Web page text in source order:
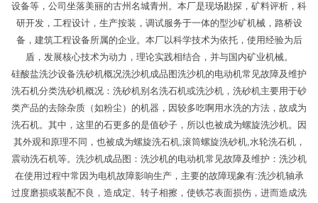
设备等，公司坐落美丽的古州名城青州。本厂是现场勘探，矿料评析，科
研开发，工程设计，生产按装，调试服务于一体的型沙矿机械，路桥设
备，建筑工程设备所属的企业。本厂以科学技术为依托，使用经验为后
盾，发展核心技术为动力，理论实践相结合，并与国内矿业机械。
硅酸盐洗沙设备洗砂机概况洗沙机成品图洗沙机的电动机常见故障及维护
洗石机分类洗砂机概况：洗砂机别名洗石机或洗沙机，洗砂机主要用于砂
类产品的去除杂质（如粉尘）的机器，因较多吃啊用水洗的方法，故成为
洗石机。其中，这里的石更多的是值砂子，所以也被成为螺旋洗沙机。因
其外观和原理不同，也被成为螺旋洗石机,滚筒螺旋洗砂机,水轮洗石机，
震动洗石机等。洗沙机成品图：洗沙机的电动机常见故障及维护：洗沙机
在使用过程中常因为电机故障影响生产，主要的故障现象有:洗沙机轴承
过度磨损或装配不良，造成定、转子相擦，使铁芯表面损伤，进而造成洗